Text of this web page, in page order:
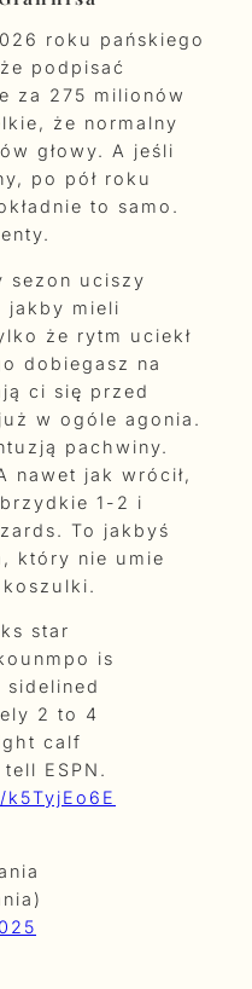
roku pańskiego
podpisać
za 275 milionów
że normalny
głowy. A jeśli
po pół roku
to samo.
sezon uciszy
jakby mieli
że rytm uciekł
dobiegasz na
ci się przed
w ogóle agonia.
pachwiny.
nawet jak wrócił,
1-2 i
To jakbyś
który nie umie
star
is
2 to 4
calf
ESPN.